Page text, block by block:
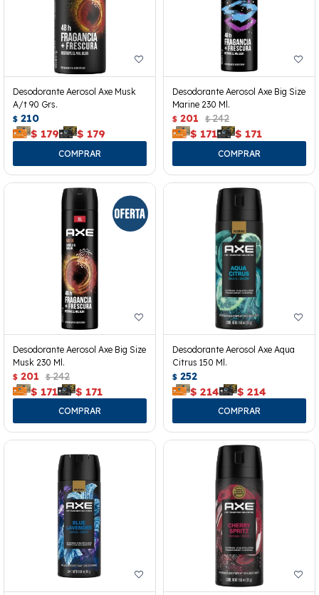
Desodorante Aerosol Axe Musk
A/t 90 Grs.
$ 210
$ 179 $ 179
Desodorante Aerosol Axe Big Size
Marine 230 Ml.
$ 201 $ 242
$ 171 $ 171
Desodorante Aerosol Axe Big Size
Musk 230 Ml.
$ 201 $ 242
$ 171 $ 171
Desodorante Aerosol Axe Aqua
Citrus 150 Ml.
$ 252
$ 214 $ 214